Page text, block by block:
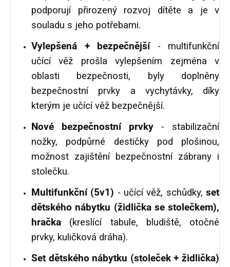
podporují přirozený rozvoj dítěte a je v
souladu s jeho potřebami.
Vylepšená + bezpečnější- multifunkční
učící věž prošla vylepšením zejména v
oblasti bezpečnosti, byly doplněny
bezpečnostní prvky a vychytávky, díky
kterým je učící věž bezpečnější.
Nové bezpečnostní prvky - stabilizační
nožky, podpůrné destičky pod plošinou,
možnost zajištění bezpečnostní zábrany i
stolečku.
Multifunkční (5v1) - učící věž, schůdky,set
dětského nábytku (židlička se stolečkem),
hračka (kreslící tabule, bludiště, otočné
prvky, kuličková dráha).
Set dětského nábytku (stoleček + židlička)